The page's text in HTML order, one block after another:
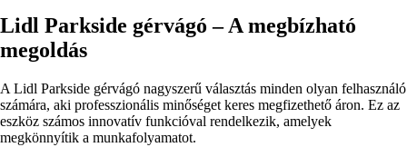
Lidl Parkside gérvágó – A megbízható
megoldás
A Lidl Parkside gérvágó nagyszerű választás minden olyan felhasználó
számára, aki professzionális minőséget keres megfizethető áron. Ez az
eszköz számos innovatív funkcióval rendelkezik, amelyek
megkönnyítik a munkafolyamatot.